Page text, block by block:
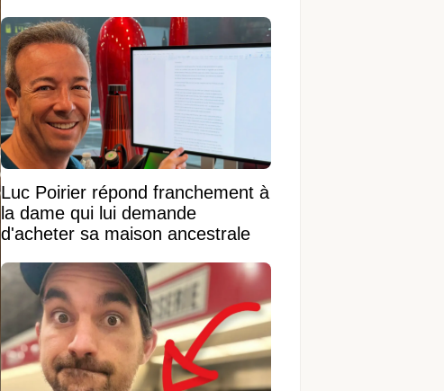
Luc Poirier répond franchement à
la dame qui lui demande
d'acheter sa maison ancestrale